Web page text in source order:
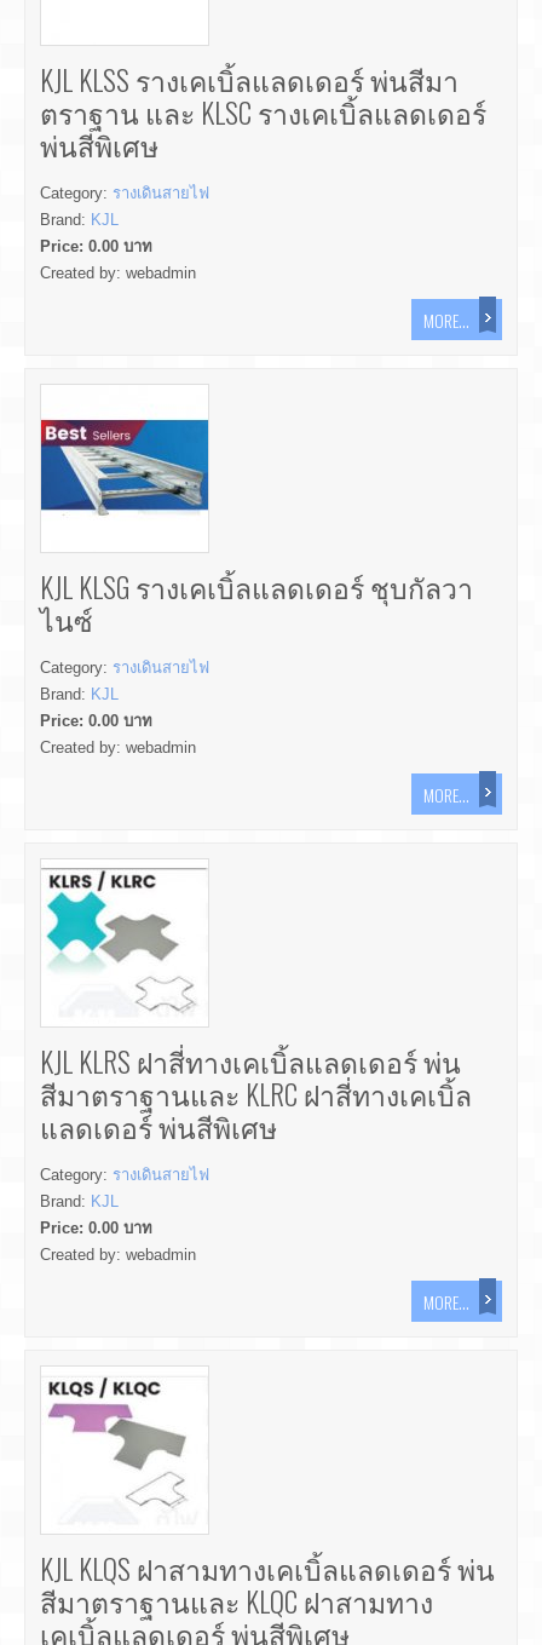
KJL KLSS รางเคเบิ้ลแลดเดอร์ พ่นสีมา
ตราฐาน และ KLSC รางเคเบิ้ลแลดเดอร์
พ่นสีพิเศษ
Category: รางเดินสายไฟ
Brand: KJL
Price: 0.00 บาท
Created by: webadmin
MORE...
KJL KLSG รางเคเบิ้ลแลดเดอร์ ชุบกัลวา
ไนซ์
Category: รางเดินสายไฟ
Brand: KJL
Price: 0.00 บาท
Created by: webadmin
MORE...
KJL KLRS ฝาสี่ทางเคเบิ้ลแลดเดอร์ พ่น
สีมาตราฐานและ KLRC ฝาสี่ทางเคเบิ้ล
แลดเดอร์ พ่นสีพิเศษ
Category: รางเดินสายไฟ
Brand: KJL
Price: 0.00 บาท
Created by: webadmin
MORE...
KJL KLQS ฝาสามทางเคเบิ้ลแลดเดอร์ พ่น
สีมาตราฐานและ KLQC ฝาสามทาง
เคเบิ้ลแลดเดอร์ พ่นสีพิเศษ